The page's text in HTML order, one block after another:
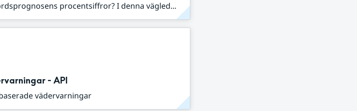
procentsiffror? I denna vägled...
- API
vädervarningar